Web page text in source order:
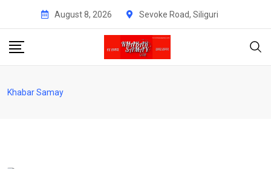
content
August 8, 2026 Sevoke Road, Siliguri
Khabar Samay